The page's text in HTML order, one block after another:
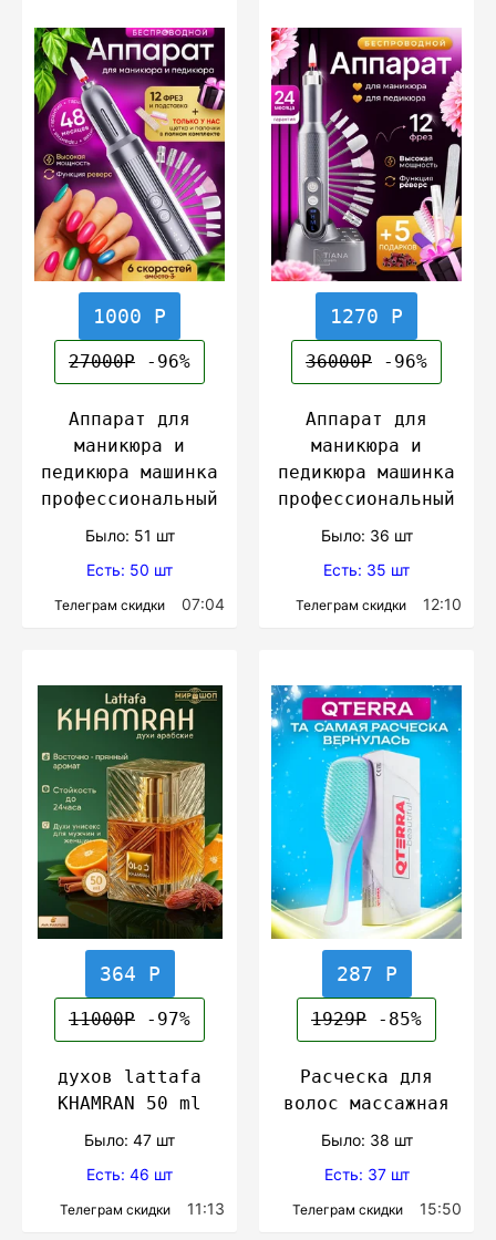
1000 Р
27000Р -96%
Аппарат для
маникюра и
педикюра машинка
профессиональный
Было: 51 шт
Есть: 50 шт
Телеграм скидки 07:04
1270 Р
36000Р -96%
Аппарат для
маникюра и
педикюра машинка
профессиональный
Было: 36 шт
Есть: 35 шт
Телеграм скидки 12:10
364 Р
11000Р -97%
духов lattafa
KHAMRAN 50 ml
Было: 47 шт
Есть: 46 шт
Телеграм скидки 11:13
287 Р
1929Р -85%
Расческа для
волос массажная
Было: 38 шт
Есть: 37 шт
Телеграм скидки 15:50